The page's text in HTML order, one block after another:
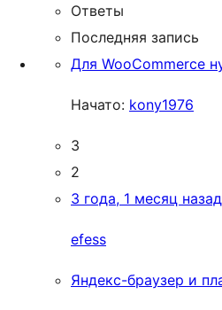
Ответы
Последняя запись
Для WooCommerce
Начато: kony1976
3
2
3 года, 1 месяц назад
efess
Яндекс-браузер и